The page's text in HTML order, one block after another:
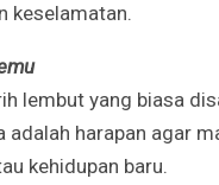
keselamatan.
lembut yang biasa
adalah harapan agar
kehidupan baru.